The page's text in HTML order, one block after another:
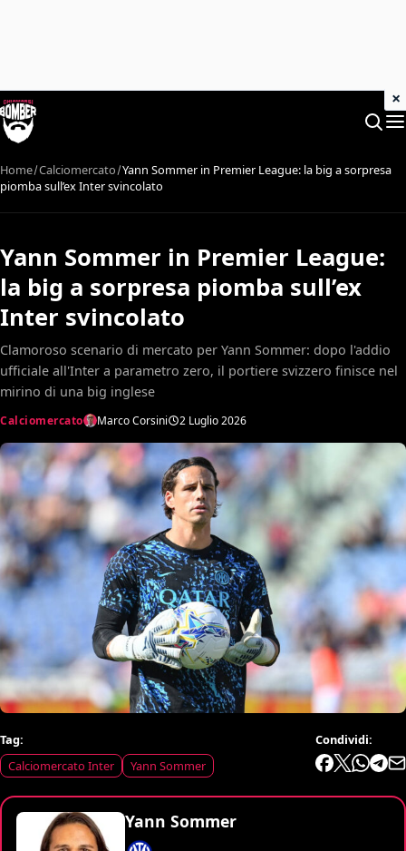
Home Calciomercato Yann Sommer in Premier League: la big a sorpresa
piomba sull’ex Inter svincolato
Yann Sommer in Premier League:
la big a sorpresa piomba sull’ex
Inter svincolato
Clamoroso scenario di mercato per Yann Sommer: dopo l'addio
ufficiale all'Inter a parametro zero, il portiere svizzero finisce nel
mirino di una big inglese
Calciomercato Marco Corsini 2 Luglio 2026
Tag:
Calciomercato Inter
Yann Sommer
Condividi:
Yann Sommer
×